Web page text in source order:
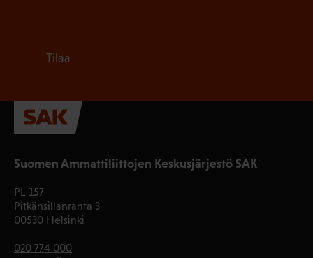
Suomen Ammattiliittojen Keskusjärjestö SAK
PL 157
Pitkänsillanranta 3
00530 Helsinki
020 774 000
Tilaa